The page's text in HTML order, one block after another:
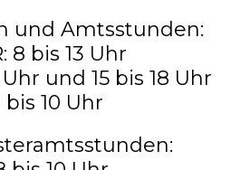
und Amtsstunden:
8 bis 13 Uhr
und 15 bis 18 Uhr
bis 10 Uhr